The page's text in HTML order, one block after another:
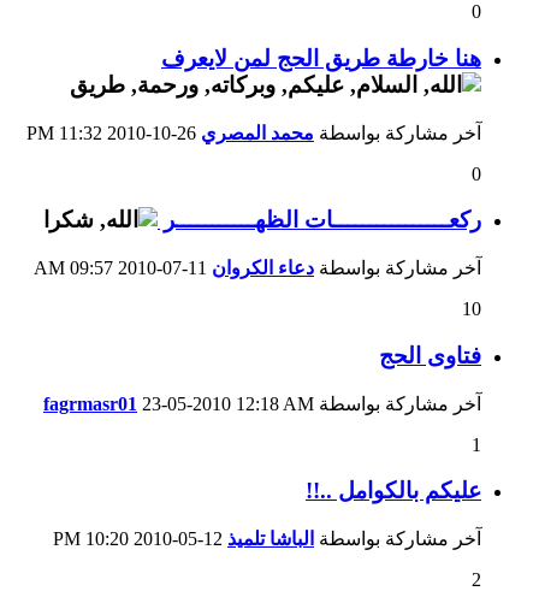
0
هنا خارطة طريق الحج لمن لايعرف
آخر مشاركة بواسطة محمد المصري
11:32 PM
0
ركعــــــــــــــــات الظهـــــــــــر
آخر مشاركة بواسطة دعاء الكروان
09:57 AM
10
فتاوى الحج
آخر مشاركة بواسطة fagrmasr01 23-05-2010 12:18 AM
1
عليكم بالكوامل ..!!
آخر مشاركة بواسطة الباشا تلميذ
10:20 PM
2